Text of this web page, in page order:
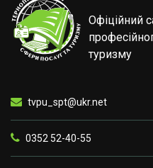
Офіційний
туризму
tvpu_spt@ukr.net
0352 52-40-55